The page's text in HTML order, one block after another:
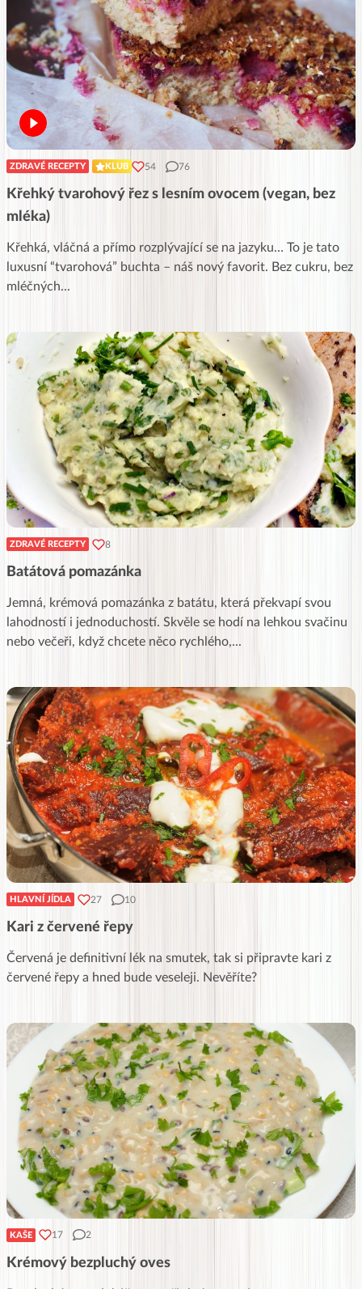
ZDRAVÉ RECEPTY KLUB 54 76
Křehký tvarohový řez s lesním ovocem (vegan, bez
mléka)
Křehká, vláčná a přímo rozplývající se na jazyku… To je tato
luxusní “tvarohová” buchta – náš nový favorit. Bez cukru, bez
mléčných...
ZDRAVÉ RECEPTY 8
Batátová pomazánka
Jemná, krémová pomazánka z batátu, která překvapí svou
lahodností i jednoduchostí. Skvěle se hodí na lehkou svačinu
nebo večeři, když chcete něco rychlého,...
HLAVNÍ JÍDLA 27 10
Kari z červené řepy
Červená je definitivní lék na smutek, tak si připravte kari z
červené řepy a hned bude veseleji. Nevěříte?
KAŠE 17 2
Krémový bezpluchý oves